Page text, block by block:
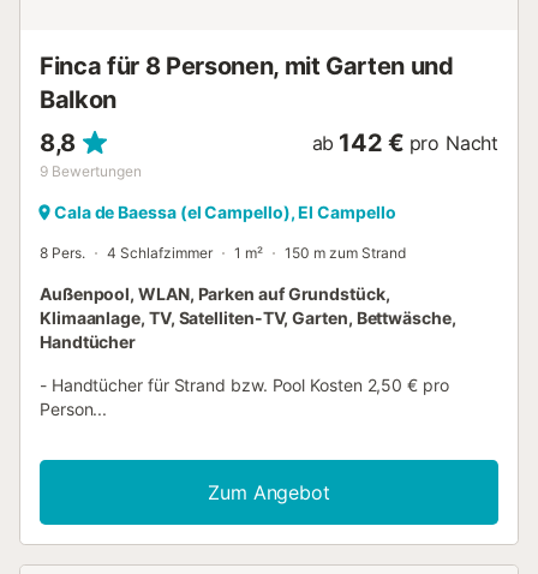
Finca für 8 Personen, mit Garten und
Balkon
8,8
9 Bewertungen
ab 142 € pro Nacht
Cala de Baessa (el Campello), El Campello
8 Pers. 4 Schlafzimmer 1 m² 150 m zum Strand
Außenpool, WLAN, Parken auf Grundstück,
Klimaanlage, TV, Satelliten-TV, Garten, Bettwäsche,
Handtücher
- Handtücher für Strand bzw. Pool Kosten 2,50 € pro
Person...
Zum Angebot